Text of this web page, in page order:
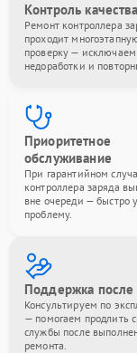
Контроль качества
Ремонт контроллера
проходит
проверку — исключаем
недоработки и
Приоритетное
обслуживание
При гарантийном
контроллера заряда
вне очереди — быстро
проблему.
Поддержка после
Консультируем по
— помогаем продлить
службы после
ремонта.